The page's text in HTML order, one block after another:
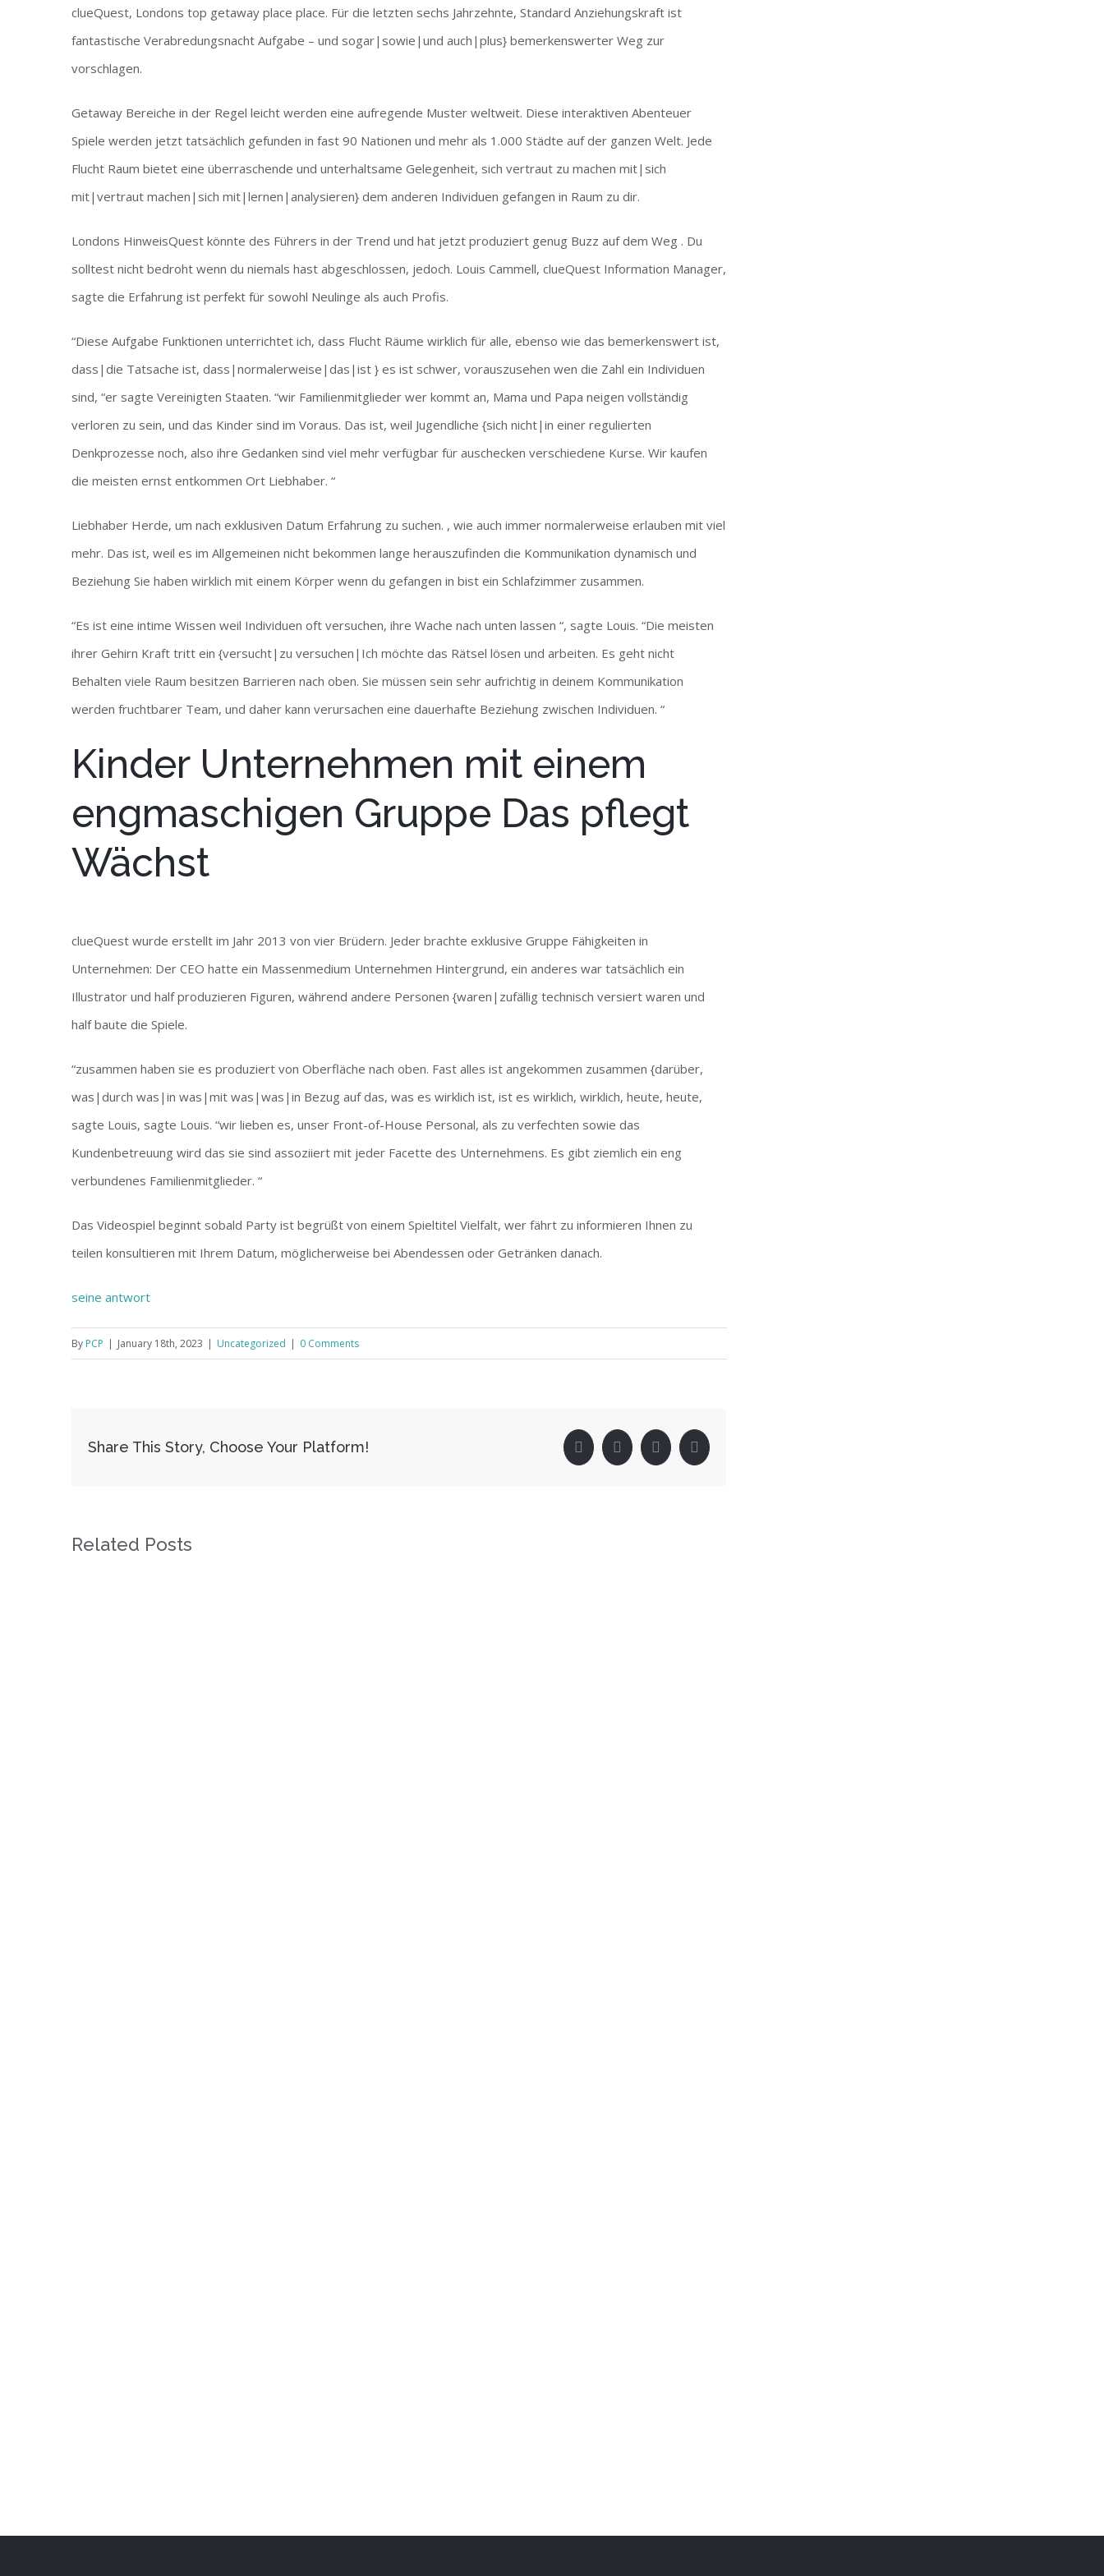
clueQuest, Londons top getaway place place. Für die letzten sechs Jahrzehnte, Standard Anziehungskraft ist
fantastische Verabredungsnacht Aufgabe – und sogar|sowie|und auch|plus} bemerkenswerter Weg zur
vorschlagen.
Getaway Bereiche in der Regel leicht werden eine aufregende Muster weltweit. Diese interaktiven Abenteuer
Spiele werden jetzt tatsächlich gefunden in fast 90 Nationen und mehr als 1.000 Städte auf der ganzen Welt. Jede
Flucht Raum bietet eine überraschende und unterhaltsame Gelegenheit, sich vertraut zu machen mit|sich
mit|vertraut machen|sich mit|lernen|analysieren} dem anderen Individuen gefangen in Raum zu dir.
Londons HinweisQuest könnte des Führers in der Trend und hat jetzt produziert genug Buzz auf dem Weg . Du
solltest nicht bedroht wenn du niemals hast abgeschlossen, jedoch. Louis Cammell, clueQuest Information Manager,
sagte die Erfahrung ist perfekt für sowohl Neulinge als auch Profis.
“Diese Aufgabe Funktionen unterrichtet ich, dass Flucht Räume wirklich für alle, ebenso wie das bemerkenswert ist,
dass|die Tatsache ist, dass|normalerweise|das|ist } es ist schwer, vorauszusehen wen die Zahl ein Individuen
sind, “er sagte Vereinigten Staaten. “wir Familienmitglieder wer kommt an, Mama und Papa neigen vollständig
verloren zu sein, und das Kinder sind im Voraus. Das ist, weil Jugendliche {sich nicht|in einer regulierten
Denkprozesse noch, also ihre Gedanken sind viel mehr verfügbar für auschecken verschiedene Kurse. Wir kaufen
die meisten ernst entkommen Ort Liebhaber. “
Liebhaber Herde, um nach exklusiven Datum Erfahrung zu suchen. , wie auch immer normalerweise erlauben mit viel
mehr. Das ist, weil es im Allgemeinen nicht bekommen lange herauszufinden die Kommunikation dynamisch und
Beziehung Sie haben wirklich mit einem Körper wenn du gefangen in bist ein Schlafzimmer zusammen.
“Es ist eine intime Wissen weil Individuen oft versuchen, ihre Wache nach unten lassen “, sagte Louis. “Die meisten
ihrer Gehirn Kraft tritt ein {versucht|zu versuchen|Ich möchte das Rätsel lösen und arbeiten. Es geht nicht
Behalten viele Raum besitzen Barrieren nach oben. Sie müssen sein sehr aufrichtig in deinem Kommunikation
werden fruchtbarer Team, und daher kann verursachen eine dauerhafte Beziehung zwischen Individuen. “
Kinder Unternehmen mit einem
engmaschigen Gruppe Das pflegt
Wächst
clueQuest wurde erstellt im Jahr 2013 von vier Brüdern. Jeder brachte exklusive Gruppe Fähigkeiten in
Unternehmen: Der CEO hatte ein Massenmedium Unternehmen Hintergrund, ein anderes war tatsächlich ein
Illustrator und half produzieren Figuren, während andere Personen {waren|zufällig technisch versiert waren und
half baute die Spiele.
“zusammen haben sie es produziert von Oberfläche nach oben. Fast alles ist angekommen zusammen {darüber,
was|durch was|in was|mit was|was|in Bezug auf das, was es wirklich ist, ist es wirklich, wirklich, heute, heute,
sagte Louis, sagte Louis. “wir lieben es, unser Front-of-House Personal, als zu verfechten sowie das
Kundenbetreuung wird das sie sind assoziiert mit jeder Facette des Unternehmens. Es gibt ziemlich ein eng
verbundenes Familienmitglieder. “
Das Videospiel beginnt sobald Party ist begrüßt von einem Spieltitel Vielfalt, wer fährt zu informieren Ihnen zu
teilen konsultieren mit Ihrem Datum, möglicherweise bei Abendessen oder Getränken danach.
seine antwort
By PCP | January 18th, 2023 | Uncategorized | 0 Comments
Share This Story, Choose Your Platform! facebooktwitter linkedin pinterest
Related Posts